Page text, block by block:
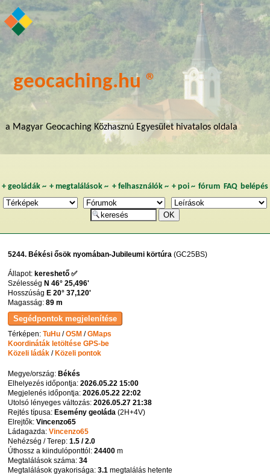
geocaching.hu ®
a Magyar Geocaching Közhasznú Egyesület hivatalos oldala
+ geoládák~ +megtalálások ~ + felhasználók~ + poi~ fórum FAQ belépés
5244. Békési ősök nyomában-Jubileumi körtúra (GC25BS)
Állapot: kereshető ✅
Szélesség N 46° 25,496'
Hosszúság E 20° 37,120'
Magasság:89 m
Térképen:TuHu /OSM /GMaps
Koordináták letöltése GPS-be
Közeli ládák /Közeli pontok
Megye/ország:Békés
Elhelyezés időpontja:2026.05.22 15:00
Megjelenés időpontja:2026.05.22 22:02
Utolsó lényeges változás:2026.05.27 21:38
Rejtés típusa:Esemény geoláda (2H+4V)
Elrejtők:Vincenzo65
Ládagazda:Vincenzo65
Nehézség / Terep:1.5 / 2.0
Úthossz a kiindulóponttól:24400 m
Megtalálások száma:34
Megtalálások gyakorisága:3.1 megtalálás hetente